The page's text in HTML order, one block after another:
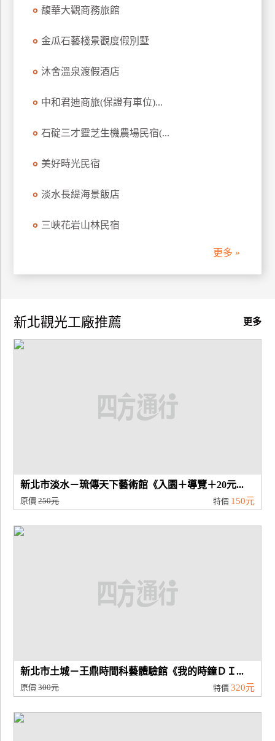
商
合
作
商
品
宣
馥華大觀商務旅館
金瓜石藝棧景觀度假別墅
沐舍溫泉渡假酒店
中和君迪商旅(保證有車位)...
石碇三才靈芝生機農場民宿(...
美好時光民宿
淡水長緹海景飯店
三峽花岩山林民宿
更多 »
更多
新北觀光工廠推薦
新北市淡水－琉傳天下藝術館《入園＋導覽＋20元...
原價250元 特價 150元
新北市土城－王鼎時間科藝體驗館《我的時鐘ＤＩ...
原價300元 特價 320元